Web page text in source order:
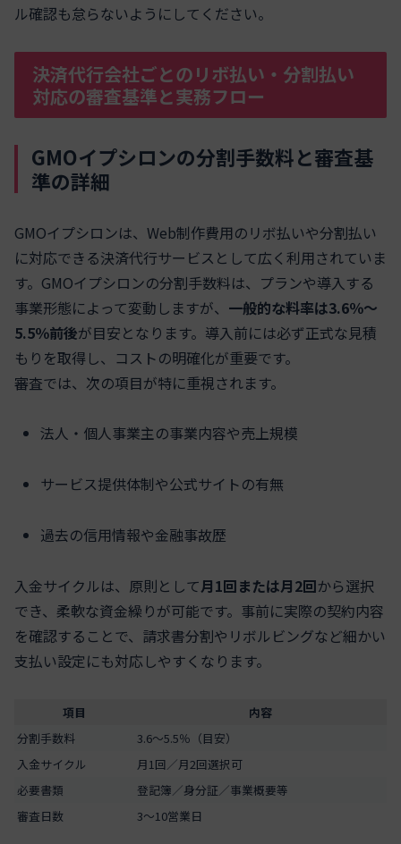
ル確認も怠らないようにしてください。
決済代行会社ごとのリボ払い・分割払い
対応の審査基準と実務フロー
GMOイプシロンの分割手数料と審査基
準の詳細
GMOイプシロンは、Web制作費用のリボ払いや分割払い
に対応できる決済代行サービスとして広く利用されていま
す。GMOイプシロンの分割手数料は、プランや導入する
事業形態によって変動しますが、 一般的な料率は3.6％〜
5.5％前後が目安となります。導入前には必ず正式な見積
もりを取得し、コストの明確化が重要です。
審査では、次の項目が特に重視されます。
法人・個人事業主の事業内容や売上規模
サービス提供体制や公式サイトの有無
過去の信用情報や金融事故歴
入金サイクルは、原則として月1回または月2回から選択
でき、柔軟な資金繰りが可能です。事前に実際の契約内容
を確認することで、請求書分割やリボルビングなど細かい
支払い設定にも対応しやすくなります。
項目
内容
分割手数料
3.6〜5.5％（目安）
入金サイクル
月1回／月2回選択可
必要書類
登記簿／身分証／事業概要等
審査日数
3〜10営業日